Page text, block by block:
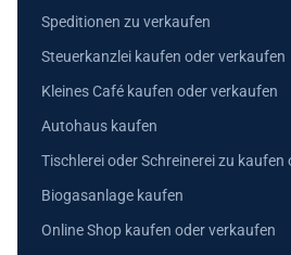
Speditionen zu verkaufen
Steuerkanzlei kaufen oder verkaufen
Kleines Café kaufen oder verkaufen
Autohaus kaufen
Tischlerei oder Schreinerei zu kaufen
Biogasanlage kaufen
Online Shop kaufen oder verkaufen